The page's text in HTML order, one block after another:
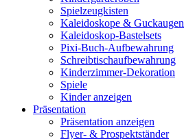
Spielzeugkisten
Kaleidoskope & Guckaugen
Kaleidoskop-Bastelsets
Pixi-Buch-Aufbewahrung
Schreibtischaufbewahrung
Kinderzimmer-Dekoration
Spiele
Kinder anzeigen
Präsentation
Präsentation anzeigen
Flyer- & Prospektständer